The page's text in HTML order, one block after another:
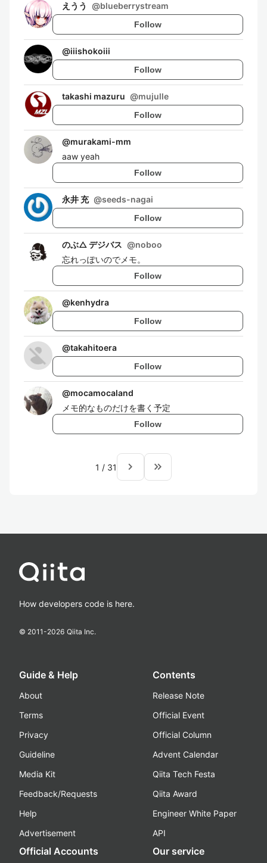
えうう @blueberrystream
Follow
@iiishokoiii
Follow
takashi mazuru @mujulle
Follow
@murakami-mm
aaw yeah
Follow
永井 充 @seeds-nagai
Follow
のぶ△ デジバス @noboo
忘れっぽいのでメモ。
Follow
@kenhydra
Follow
@takahitoera
Follow
@mocamocaland
メモ的なものだけを書く予定
Follow
1 / 31 navigate_next keyboard_double_arrow_right
How developers code is here.
© 2011-2026 Qiita Inc.
Guide & Help
About
Terms
Privacy
Guideline
Media Kit
Feedback/Requests
Help
Advertisement
Contents
Release Note
Official Event
Official Column
Advent Calendar
Qiita Tech Festa
Qiita Award
Engineer White Paper
API
Official Accounts Our service